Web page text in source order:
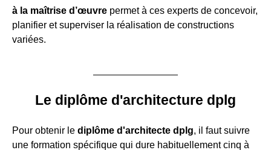
à la maîtrise d’œuvre permet à ces experts de concevoir,
planifier et superviser la réalisation de constructions
variées.
Le diplôme d'architecture dplg
Pour obtenir le diplôme d'architecte dplg, il faut suivre
une formation spécifique qui dure habituellement cinq à